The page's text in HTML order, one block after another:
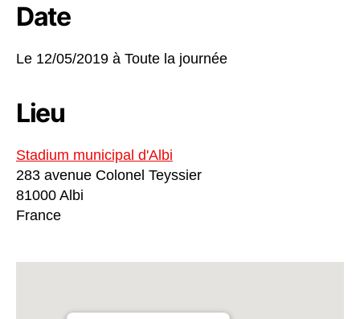
Date
Le 12/05/2019 à Toute la journée
Lieu
Stadium municipal d'Albi
283 avenue Colonel Teyssier
81000 Albi
France